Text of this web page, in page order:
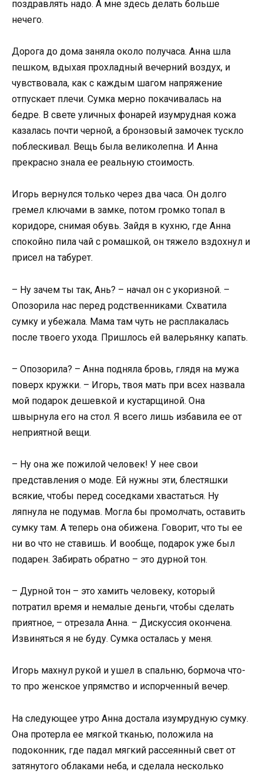
поздравлять надо. А мне здесь делать больше
нечего.
Дорога до дома заняла около получаса. Анна шла
пешком, вдыхая прохладный вечерний воздух, и
чувствовала, как с каждым шагом напряжение
отпускает плечи. Сумка мерно покачивалась на
бедре. В свете уличных фонарей изумрудная кожа
казалась почти черной, а бронзовый замочек тускло
поблескивал. Вещь была великолепна. И Анна
прекрасно знала ее реальную стоимость.
Игорь вернулся только через два часа. Он долго
гремел ключами в замке, потом громко топал в
коридоре, снимая обувь. Зайдя в кухню, где Анна
спокойно пила чай с ромашкой, он тяжело вздохнул и
присел на табурет.
– Ну зачем ты так, Ань? – начал он с укоризной. –
Опозорила нас перед родственниками. Схватила
сумку и убежала. Мама там чуть не расплакалась
после твоего ухода. Пришлось ей валерьянку капать.
– Опозорила? – Анна подняла бровь, глядя на мужа
поверх кружки. – Игорь, твоя мать при всех назвала
мой подарок дешевкой и кустарщиной. Она
швырнула его на стол. Я всего лишь избавила ее от
неприятной вещи.
– Ну она же пожилой человек! У нее свои
представления о моде. Ей нужны эти, блестяшки
всякие, чтобы перед соседками хвастаться. Ну
ляпнула не подумав. Могла бы промолчать, оставить
сумку там. А теперь она обижена. Говорит, что ты ее
ни во что не ставишь. И вообще, подарок уже был
подарен. Забирать обратно – это дурной тон.
– Дурной тон – это хамить человеку, который
потратил время и немалые деньги, чтобы сделать
приятное, – отрезала Анна. – Дискуссия окончена.
Извиняться я не буду. Сумка осталась у меня.
Игорь махнул рукой и ушел в спальню, бормоча что-
то про женское упрямство и испорченный вечер.
На следующее утро Анна достала изумрудную сумку.
Она протерла ее мягкой тканью, положила на
подоконник, где падал мягкий рассеянный свет от
затянутого облаками неба, и сделала несколько